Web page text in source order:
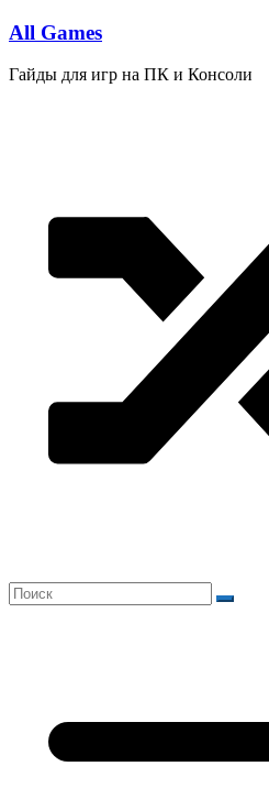
Перейти
содержимому
All Games
Гайды для игр на ПК и Консоли